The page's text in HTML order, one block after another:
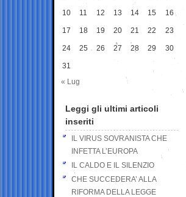
10 11 12 13 14 15 16
17 18 19 20 21 22 23
24 25 26 27 28 29 30
31
« Lug
Leggi gli ultimi articoli
inseriti
IL VIRUS SOVRANISTA CHE
INFETTA L’EUROPA
IL CALDO E IL SILENZIO
CHE SUCCEDERA’ ALLA
RIFORMA DELLA LEGGE